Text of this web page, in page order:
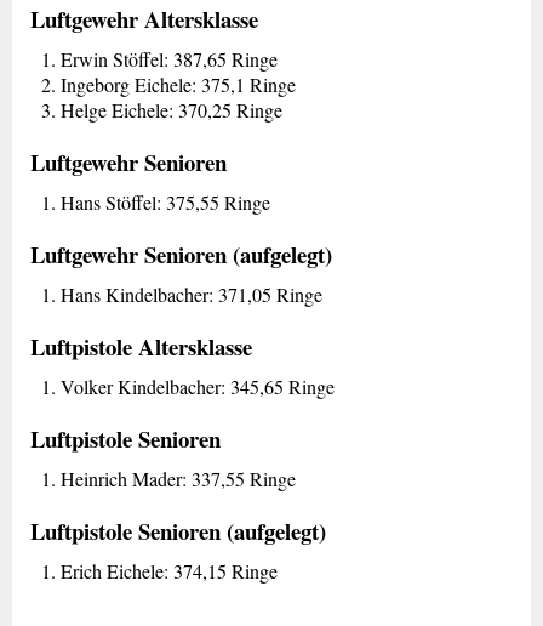
Luftgewehr Altersklasse
Erwin Stöffel: 387,65 Ringe
Ingeborg Eichele: 375,1 Ringe
Helge Eichele: 370,25 Ringe
Luftgewehr Senioren
Hans Stöffel: 375,55 Ringe
Luftgewehr Senioren (aufgelegt)
Hans Kindelbacher: 371,05 Ringe
Luftpistole Altersklasse
Volker Kindelbacher: 345,65 Ringe
Luftpistole Senioren
Heinrich Mader: 337,55 Ringe
Luftpistole Senioren (aufgelegt)
Erich Eichele: 374,15 Ringe